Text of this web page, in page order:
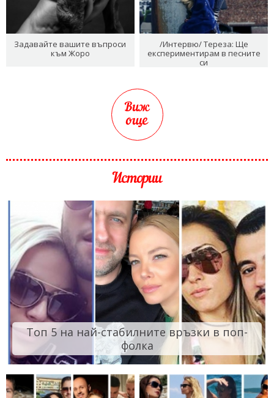
Задавайте вашите въпроси
към Жоро
/Интервю/ Тереза: Ще
експериментирам в песните
си
Виж
още
Истории
Топ 5 на най-стабилните връзки в поп-
фолка